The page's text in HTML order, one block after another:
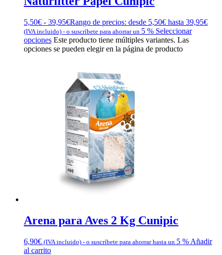
5,50€ - 39,95€Rango de precios: desde 5,50€ hasta 39,95€
(IVA incluido) - o suscríbete para ahorrar un 5 % Seleccionar
opciones Este producto tiene múltiples variantes. Las
opciones se pueden elegir en la página de producto
Arena para Aves 2 Kg Cunipic
6,90€ (IVA incluido) - o suscríbete para ahorrar hasta un 5 % Añadir
al carrito